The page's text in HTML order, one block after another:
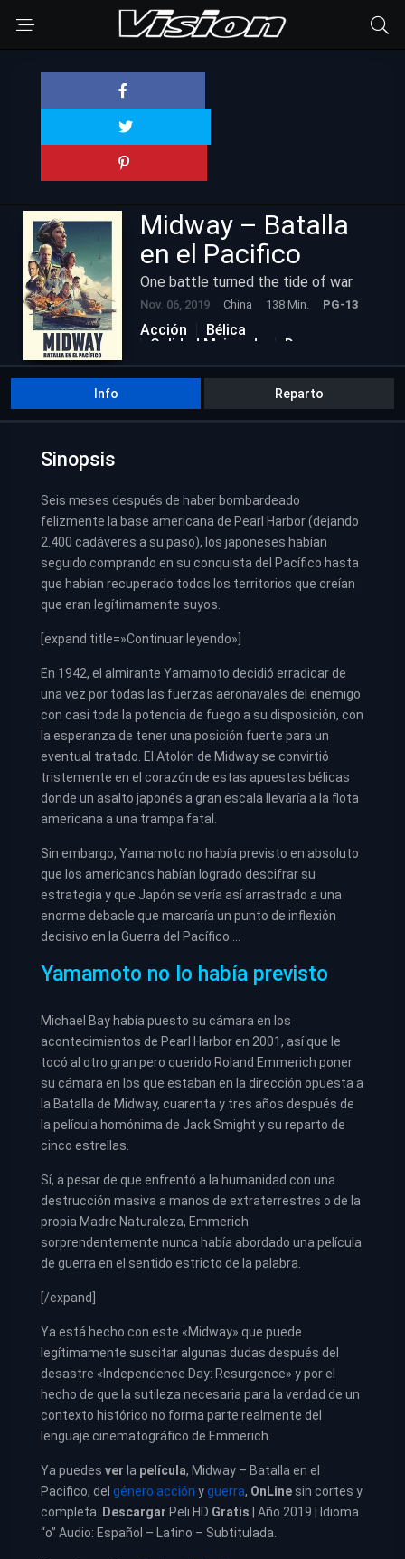
Midway – Batalla
en el Pacifico
One battle turned the tide of war
Nov. 06, 2019 China 138 Min. PG-13
Acción
Bélica
Calidad Mejorada
Drama
Info Reparto
Sinopsis
Seis meses después de haber bombardeado
felizmente la base americana de Pearl Harbor (dejando
2.400 cadáveres a su paso), los japoneses habían
seguido comprando en su conquista del Pacífico hasta
que habían recuperado todos los territorios que creían
que eran legítimamente suyos.
[expand title=»Continuar leyendo»]
En 1942, el almirante Yamamoto decidió erradicar de
una vez por todas las fuerzas aeronavales del enemigo
con casi toda la potencia de fuego a su disposición, con
la esperanza de tener una posición fuerte para un
eventual tratado. El Atolón de Midway se convirtió
tristemente en el corazón de estas apuestas bélicas
donde un asalto japonés a gran escala llevaría a la flota
americana a una trampa fatal.
Sin embargo, Yamamoto no había previsto en absoluto
que los americanos habían logrado descifrar su
estrategia y que Japón se vería así arrastrado a una
enorme debacle que marcaría un punto de inflexión
decisivo en la Guerra del Pacífico …
Yamamoto no lo había previsto
Michael Bay había puesto su cámara en los
acontecimientos de Pearl Harbor en 2001, así que le
tocó al otro gran pero querido Roland Emmerich poner
su cámara en los que estaban en la dirección opuesta a
la Batalla de Midway, cuarenta y tres años después de
la película homónima de Jack Smight y su reparto de
cinco estrellas.
Sí, a pesar de que enfrentó a la humanidad con una
destrucción masiva a manos de extraterrestres o de la
propia Madre Naturaleza, Emmerich
sorprendentemente nunca había abordado una película
de guerra en el sentido estricto de la palabra.
[/expand]
Ya está hecho con este «Midway» que puede
legítimamente suscitar algunas dudas después del
desastre «Independence Day: Resurgence» y por el
hecho de que la sutileza necesaria para la verdad de un
contexto histórico no forma parte realmente del
lenguaje cinematográfico de Emmerich.
Ya puedes ver la película, Midway – Batalla en el
Pacifico, del género acción yguerra, OnLine sin cortes y
completa.
Descargar Peli HD Gratis | Año 2019 | Idioma
“o” Audio: Español – Latino – Subtitulada.